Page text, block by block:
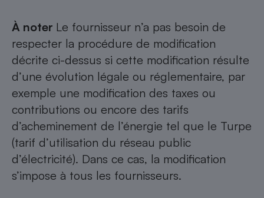
À noter Le fournisseur n’a pas besoin de
respecter la procédure de modification
décrite ci-dessus si cette modification résulte
d’une évolution légale ou réglementaire, par
exemple une modification des taxes ou
contributions ou encore des tarifs
d’acheminement de l’énergie tel que le Turpe
(tarif d’utilisation du réseau public
d’électricité). Dans ce cas, la modification
s’impose à tous les fournisseurs.